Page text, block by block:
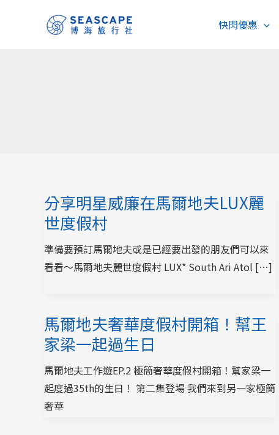
快閃優惠
分享明星威廉在馬爾地夫LUX麗
世度假村
準備要預訂馬爾地夫或是已經要出發的朋友們可以來
看看～馬爾地夫麗世度假村 LUX* South Ari Atol […]
馬爾地夫奢華度假村開箱！幫王
家梁一起過生日
馬爾地夫工作遊EP.2 極簡奢華度假村開箱！幫家梁一
起度過35th的生日！ 第二集登場 我們來到另一家極簡
奢華